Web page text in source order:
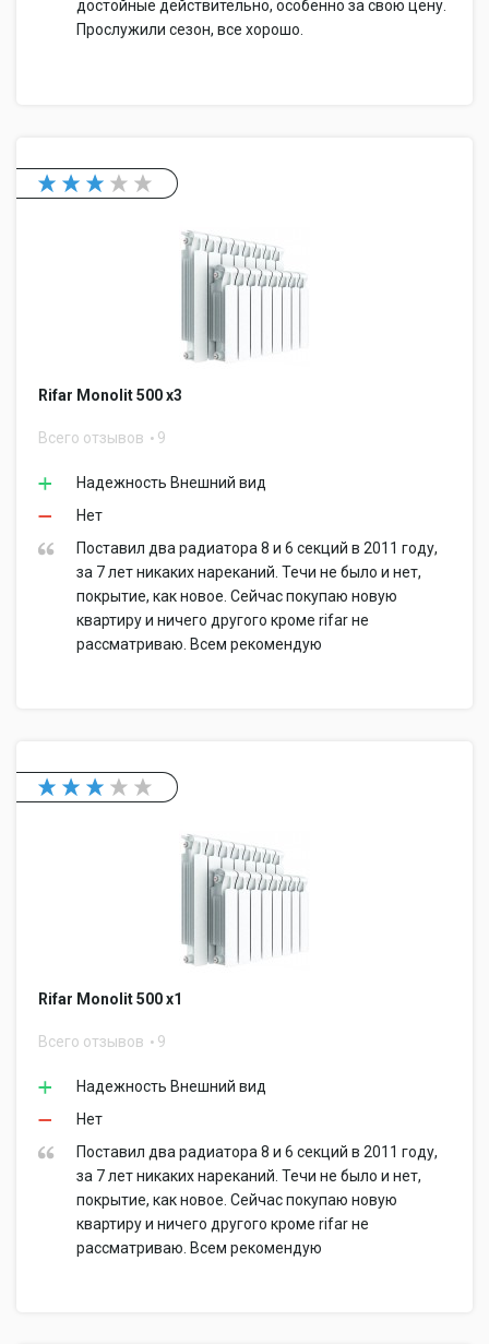
достойные действительно, особенно за свою цену.
Прослужили сезон, все хорошо.
Rifar Monolit 500 x3
Всего отзывов 9
Надежность Внешний вид
Нет
Поставил два радиатора 8 и 6 секций в 2011 году,
за 7 лет никаких нареканий. Течи не было и нет,
покрытие, как новое. Сейчас покупаю новую
квартиру и ничего другого кроме rifar не
рассматриваю. Всем рекомендую
Rifar Monolit 500 x1
Всего отзывов 9
Надежность Внешний вид
Нет
Поставил два радиатора 8 и 6 секций в 2011 году,
за 7 лет никаких нареканий. Течи не было и нет,
покрытие, как новое. Сейчас покупаю новую
квартиру и ничего другого кроме rifar не
рассматриваю. Всем рекомендую